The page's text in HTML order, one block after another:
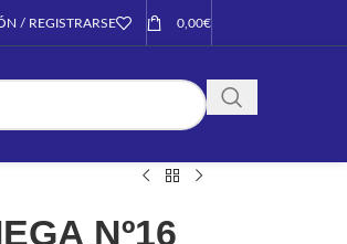
/ REGISTRARSE 0,00€
Nº16